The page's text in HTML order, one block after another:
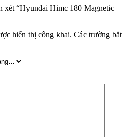
xét “Hyundai Himc 180 Magnetic
hiển thị công khai. Các trường bắt